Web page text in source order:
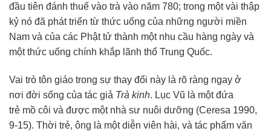
đầu tiên đánh thuế vào trà vào năm 780; trong một vài thập
kỷ nó đã phát triển từ thức uống của những người miền
Nam và của các Phật tử thành một nhu cầu hàng ngày và
mộtthức uống chính khắp lãnh thổ Trung Quốc.
Vai trò tôn giáo trong sự thay đổi này là rõ ràng ngay ở
nơi đời sống của tác giả Trà kinh. Lục Vũ là một đứa
trẻ mồ côi và được một nhà sư nuôi dưỡng (Ceresa 1990,
9-15). Thời trẻ, ông là mộtdiễn viên hài, và tác phẩm văn